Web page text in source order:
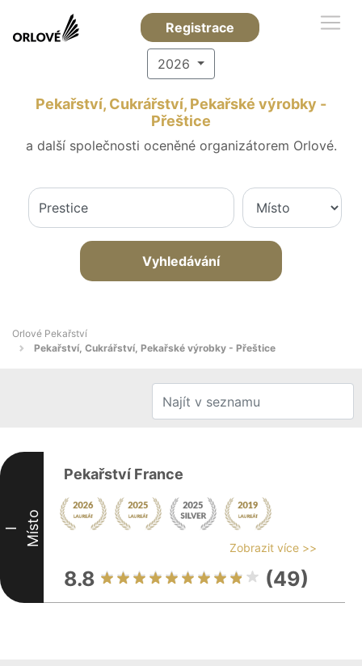
Registrace
2026
Pekařství, Cukrářství, Pekařské výrobky -
Přeštice
a další společnosti oceněné organizátorem Orlové.
Vyhledávání
Orlové Pekařství
Pekařství, Cukrářství, Pekařské výrobky - Přeštice
I Místo
Pekařství France
Zobrazit více >>
8.8 (49)